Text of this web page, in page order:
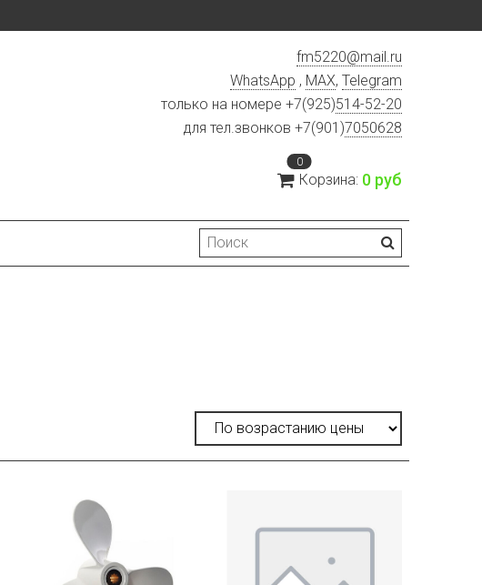
fm5220@mail.ru
WhatsApp , MAX, Telegram
только на номере +7(925)514-52-20
для тел.звонков +7(901)7050628
0
Корзина: 0 руб